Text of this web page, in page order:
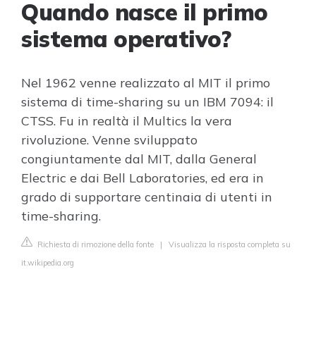
Quando nasce il primo
sistema operativo?
Nel 1962 venne realizzato al MIT il primo
sistema di time-sharing su un IBM 7094: il
CTSS. Fu in realtà il Multics la vera
rivoluzione. Venne sviluppato
congiuntamente dal MIT, dalla General
Electric e dai Bell Laboratories, ed era in
grado di supportare centinaia di utenti in
time-sharing.
Richiesta di rimozione della fonte | Visualizza la risposta completa su
it.wikipedia.org